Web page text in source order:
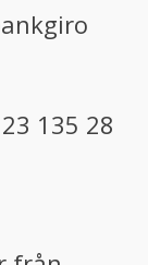
135 28